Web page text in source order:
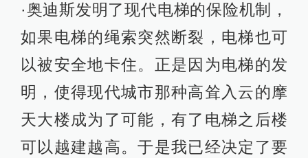
·奥迪斯发明了现代电梯的保险机制，
如果电梯的绳索突然断裂，电梯也可
以被安全地卡住。正是因为电梯的发
明，使得现代城市那种高耸入云的摩
天大楼成为了可能，有了电梯之后楼
可以越建越高。于是我已经决定了要